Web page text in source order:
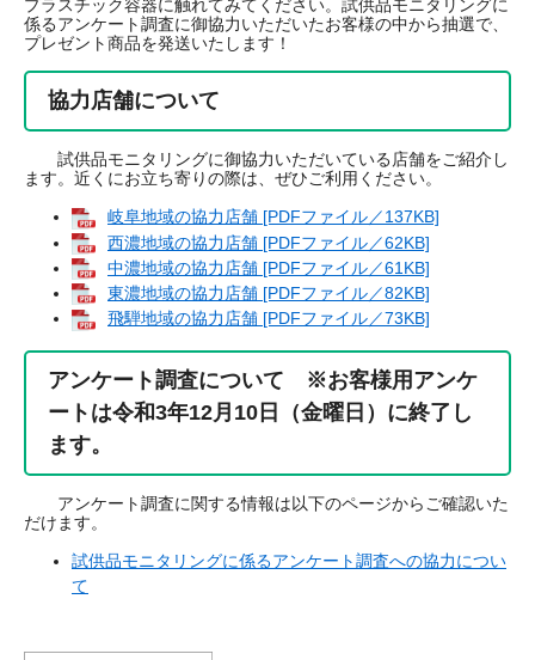
プラスチック容器に触れてみてください。試供品モニタリングに
係るアンケート調査に御協力いただいたお客様の中から抽選で、
プレゼント商品を発送いたします！
協力店舗について
試供品モニタリングに御協力いただいている店舗をご紹介し
ます。近くにお立ち寄りの際は、ぜひご利用ください。
岐阜地域の協力店舗 [PDFファイル／137KB]
西濃地域の協力店舗 [PDFファイル／62KB]
中濃地域の協力店舗 [PDFファイル／61KB]
東濃地域の協力店舗 [PDFファイル／82KB]
飛騨地域の協力店舗 [PDFファイル／73KB]
アンケート調査について ※お客様用アンケ
ートは令和3年12月10日（金曜日）に終了し
ます。
アンケート調査に関する情報は以下のページからご確認いた
だけます。
試供品モニタリングに係るアンケート調査への協力につい
て